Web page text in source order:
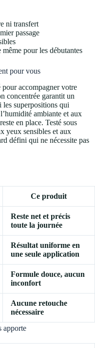
ni transfert
passage
pour les débutantes
pour vous
accompagner votre
concentrée garantit un
superpositions qui
ambiante et aux
en place. Testé sous
yeux sensibles et aux
défini qui ne nécessite pas
Ce produit
Reste net et précis
toute la journée
Résultat uniforme en
une seule application
Formule douce, aucun
inconfort
Aucune retouche
nécessaire
apporte